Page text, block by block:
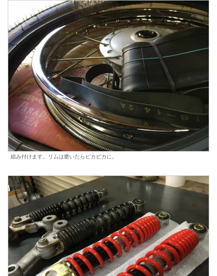
組み付けます。リムは磨いたらピカピカに。